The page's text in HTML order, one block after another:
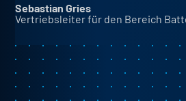
Sebastian Gries
Vertriebsleiter für den Bereich